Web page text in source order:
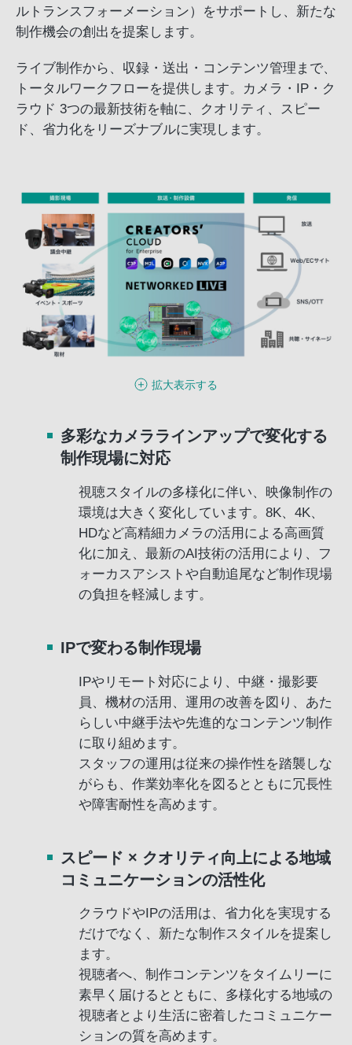
ルトランスフォーメーション）をサポートし、新たな
制作機会の創出を提案します。
ライブ制作から、収録・送出・コンテンツ管理まで、
トータルワークフローを提供します。カメラ・IP・ク
ラウド 3つの最新技術を軸に、クオリティ、スピー
ド、省力化をリーズナブルに実現します。
拡大表示する
多彩なカメララインアップで変化する
制作現場に対応
視聴スタイルの多様化に伴い、映像制作の
環境は大きく変化しています。8K、4K、
HDなど高精細カメラの活用による高画質
化に加え、最新のAI技術の活用により、フ
ォーカスアシストや自動追尾など制作現場
の負担を軽減します。
IPで変わる制作現場
IPやリモート対応により、中継・撮影要
員、機材の活用、運用の改善を図り、あた
らしい中継手法や先進的なコンテンツ制作
に取り組めます。
スタッフの運用は従来の操作性を踏襲しな
がらも、作業効率化を図るとともに冗長性
や障害耐性を高めます。
スピード × クオリティ向上による地域
コミュニケーションの活性化
クラウドやIPの活用は、省力化を実現する
だけでなく、新たな制作スタイルを提案し
ます。
視聴者へ、制作コンテンツをタイムリーに
素早く届けるとともに、多様化する地域の
視聴者とより生活に密着したコミュニケー
ションの質を高めます。